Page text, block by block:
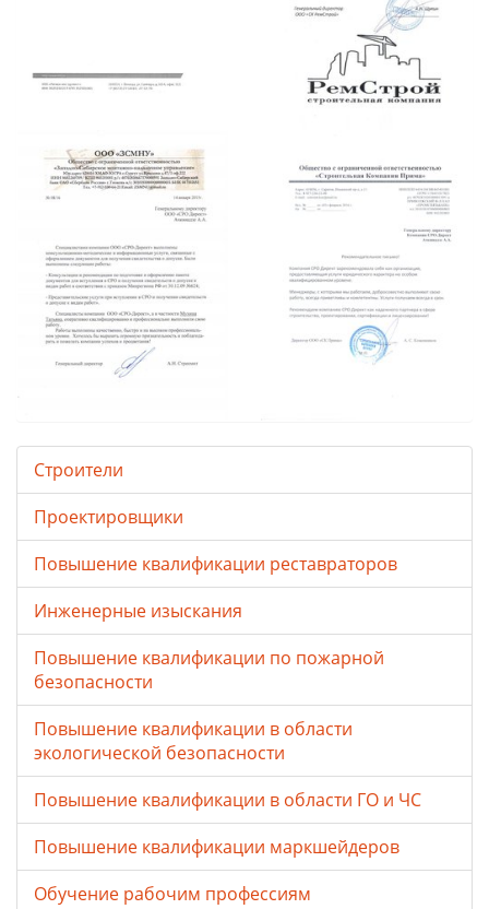
Строители
Проектировщики
Повышение квалификации реставраторов
Инженерные изыскания
Повышение квалификации по пожарной
безопасности
Повышение квалификации в области
экологической безопасности
Повышение квалификации в области ГО и ЧС
Повышение квалификации маркшейдеров
Обучение рабочим профессиям